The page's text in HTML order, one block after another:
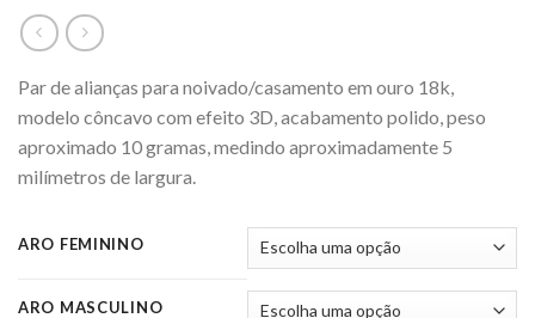
Par de alianças para noivado/casamento em ouro 18k,
modelo côncavo com efeito 3D, acabamento polido, peso
aproximado 10 gramas, medindo aproximadamente 5
milímetros de largura.
ARO FEMININO
ARO MASCULINO